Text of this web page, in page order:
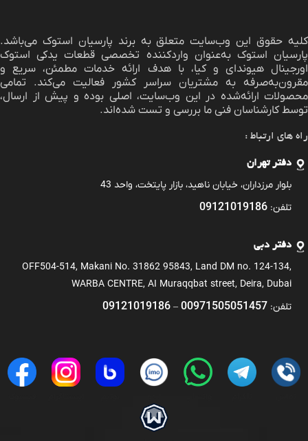
کلیه حقوق این وب‌سایت متعلق به برند پارسیان استوک می‌باشد.
پارسیان استوک به‌عنوان واردکننده تخصصی قطعات یدکی استوک
اورجینال هیوندای و کیا، با هدف ارائه خدمات مطمئن، سریع و
مقرون‌به‌صرفه به مشتریان سراسر کشور فعالیت می‌کند. تمامی
محصولات ارائه‌شده در این وب‌سایت، اصلی بوده و پیش از ارسال،
توسط کارشناسان فنی ما بررسی و تست شده‌اند.
راه های ارتباط :
دفتر تهران
بلوار مرزداران، خیابان ناهید، بازار پایتخت، واحد 43
تلفن: 09121019186
دفتر دبی
OFF504-514, Makani No. 31862 95843, Land DM no. 124-134,
WARBA CENTRE, AI Muraqqbat street, Deira, Dubai
تلفن: 00971505051457
–
09121019186